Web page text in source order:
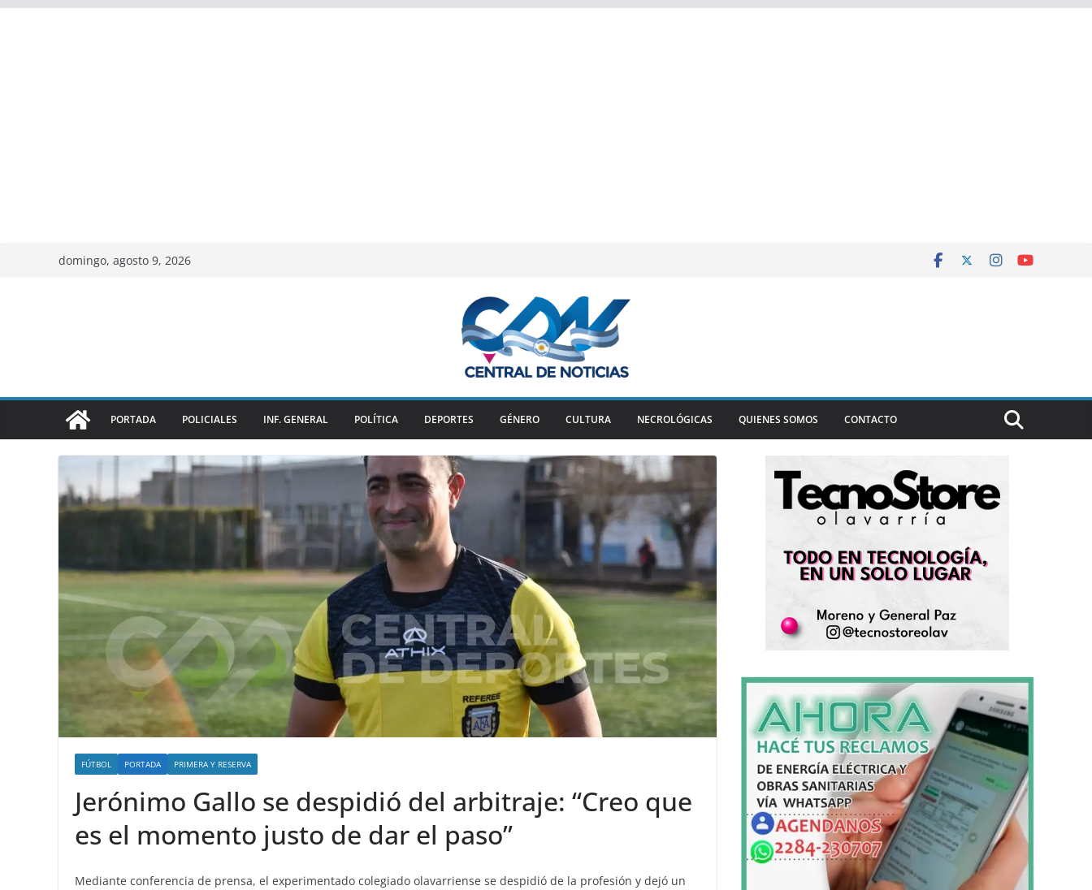
domingo, agosto 9, 2026
PORTADA POLICIALES INF. GENERAL POLÍTICA DEPORTES GÉNERO CULTURA NECROLÓGICAS QUIENES SOMOS CONTACTO
FÚTBOL PORTADA PRIMERA Y RESERVA
Jerónimo Gallo se despidió del arbitraje: “Creo que
es el momento justo de dar el paso”
Mediante conferencia de prensa, el experimentado colegiado olavarriense se despidió de la profesión y dejó un